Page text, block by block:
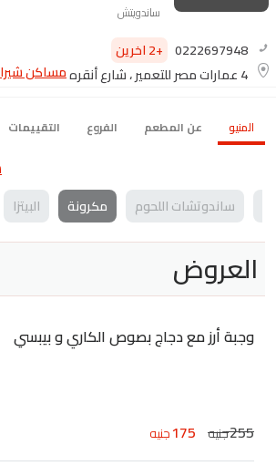
ساندويتش
0222697948 +2 اخرين
4 عمارات مصر للتعمير ، شارع أنقره
مساكن
المنيو عن المطعم الفروع التقييمات
ساندوتشات اللحوم مكرونة البيتزا
العروض
وجبة أرز مع دجاج بصوص الكاري و بيبسي
255جنيه 175جنيه